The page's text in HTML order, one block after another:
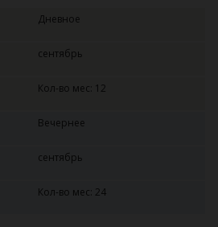
Дневное
сентябрь
Кол-во мес: 12
Вечернее
сентябрь
Кол-во мес: 24